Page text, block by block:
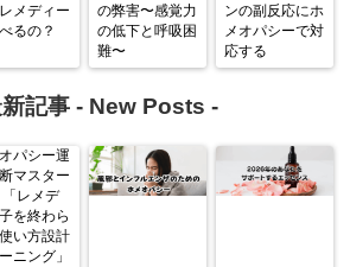
メディー
るの？
の弊害〜感覚力
の低下と呼吸困
難〜
ンの副反応にホ
メオパシーで対
応する
記事 - New Posts -
パシー運
マスター
レメデ
を終わら
い方設計
ニング」